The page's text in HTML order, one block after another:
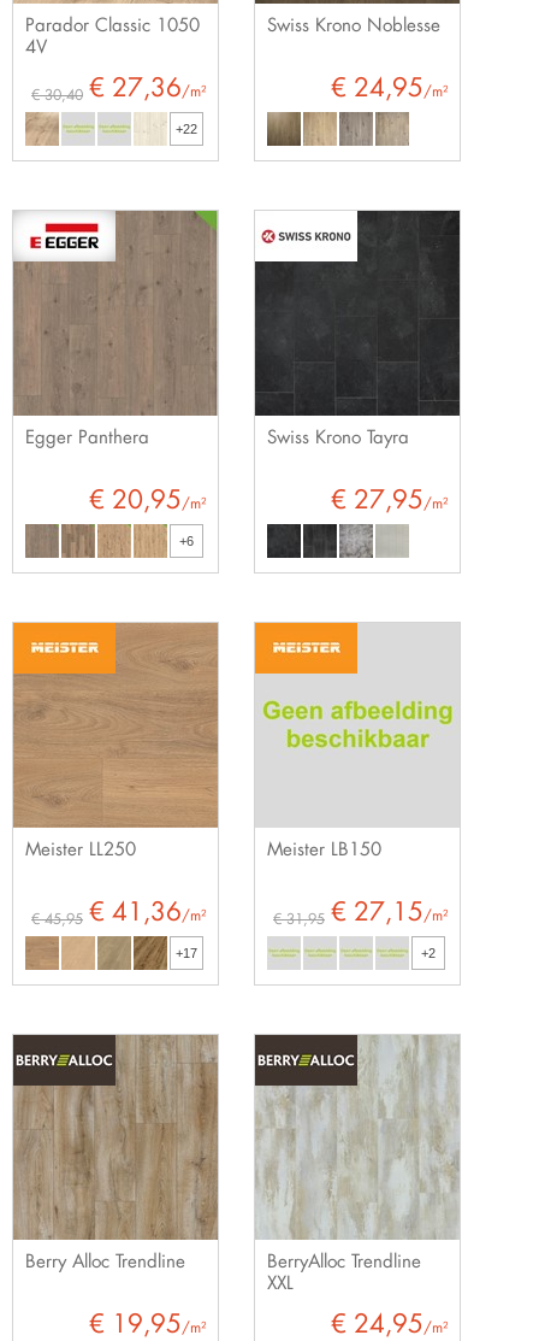
Parador Classic 1050
4V
€ 27,36/m²
€ 30,40
+22
Swiss Krono Noblesse
€ 24,95 /m²
Egger Panthera
€ 20,95 /m²
+6
Swiss Krono Tayra
€ 27,95 /m²
Meister LL250
€ 41,36/m²
€ 45,95
+17
Meister LB150
€ 27,15 /m²
€ 31,95
+2
Berry Alloc Trendline
€ 19,95 /m²
BerryAlloc Trendline
XXL
€ 24,95 /m²